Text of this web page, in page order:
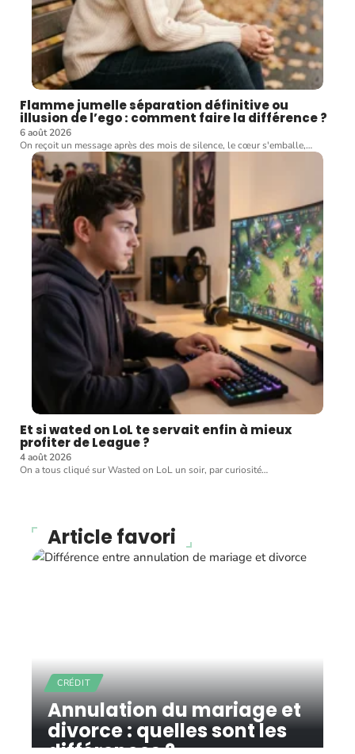
Flamme jumelle séparation définitive ou
illusion de l’ego : comment faire la différence ?
6 août 2026
On reçoit un message après des mois de silence, le cœur s'emballe,…
Et si wated on LoL te servait enfin à mieux
profiter de League ?
4 août 2026
On a tous cliqué sur Wasted on LoL un soir, par curiosité…
Article favori
CRÉDIT
Annulation du mariage et
divorce : quelles sont les